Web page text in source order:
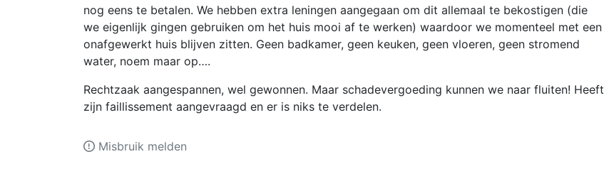
nog eens te betalen. We hebben extra leningen aangegaan om dit allemaal te bekostigen (die
we eigenlijk gingen gebruiken om het huis mooi af te werken) waardoor we momenteel met een
onafgewerkt huis blijven zitten. Geen badkamer, geen keuken, geen vloeren, geen stromend
water, noem maar op….
Rechtzaak aangespannen, wel gewonnen. Maar schadevergoeding kunnen we naar fluiten! Heeft
zijn faillissement aangevraagd en er is niks te verdelen.
Misbruik melden